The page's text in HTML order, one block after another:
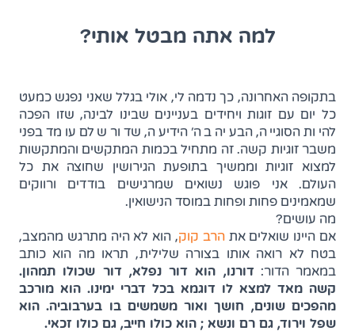
למה אתה מבטל אותי?
בתקופה האחרונה, כך נדמה לי, אולי בגלל שאני נפגש כמעט
כל יום עם זוגות ויחידים בעניינים שבינו לבינה, שזו הפכה
להיות הסוגייה, הבעיה בה' הידיעה, שדור שלם עומד בפני
משבר זוגיות קשה. זה מתחיל בכמות המתקשים והמתקשות
למצוא זוגיות וממשיך בתופעת הגירושין שחוצה את כל
העולם. אני פוגש נשואים שמרגישים בודדים ורווקים
שמאמינים פחות ופחות במוסד הנישואין.
מה עושים?
אם היינו שואלים אתהרב קוק(נפתח בלשונית חדשה)
, הוא לא היה מתרגש מהמצב,
בטח לא רואה אותו בצורה שלילית, תראו מה הוא כותב
במאמר הדור:דורנו, הוא דור נפלא, דור שכולו תמהון.
קשה מאד למצא לו דוגמא בכל דברי ימינו. הוא מורכב
מהפכים שונים, חושך ואור משמשים בו בערבוביה. הוא
שפל וירוד, גם רם ונשא ; הוא כולו חייב, גם כולו זכאי.